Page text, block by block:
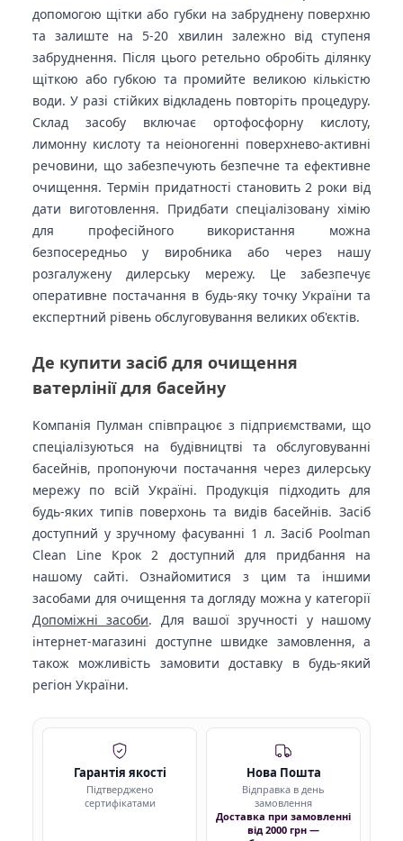
допомогою щітки або губки на забруднену поверхню
та залиште на 5-20 хвилин залежно від ступеня
забруднення. Після цього ретельно обробіть ділянку
щіткою або губкою та промийте великою кількістю
води. У разі стійких відкладень повторіть процедуру.
Склад засобу включає ортофосфорну кислоту,
лимонну кислоту та неіоногенні поверхнево-активні
речовини, що забезпечують безпечне та ефективне
очищення. Термін придатності становить 2 роки від
дати виготовлення. Придбати спеціалізовану хімію
для професійного використання можна
безпосередньо у виробника або через нашу
розгалужену дилерську мережу. Це забезпечує
оперативне постачання в будь-яку точку України та
експертний рівень обслуговування великих об'єктів.
Де купити засіб для очищення
ватерлінії для басейну
Компанія Пулман співпрацює з підприємствами, що
спеціалізуються на будівництві та обслуговуванні
басейнів, пропонуючи постачання через дилерську
мережу по всій Україні. Продукція підходить для
будь-яких типів поверхонь та видів басейнів. Засіб
доступний у зручному фасуванні 1 л. Засіб Poolman
Clean Line Крок 2 доступний для придбання на
нашому сайті. Ознайомитися з цим та іншими
засобами для очищення та догляду можна у категорії
Допоміжні засоби. Для вашої зручності у нашому
інтернет-магазині доступне швидке замовлення, а
також можливість замовити доставку в будь-який
регіон України.
Гарантія якості
Підтверджено
сертифікатами
Нова Пошта
Відправка в день
замовлення
Доставка при замовленні
від 2000 грн —